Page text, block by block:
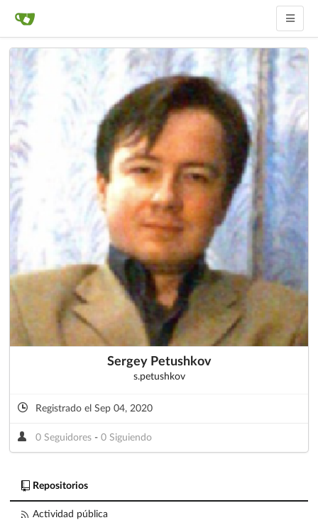
Sergey Petushkov
s.petushkov
Registrado el Sep 04, 2020
0 Seguidores - 0 Siguiendo
Repositorios
Actividad pública